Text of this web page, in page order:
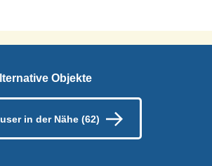
Objekte
in der Nähe (62)